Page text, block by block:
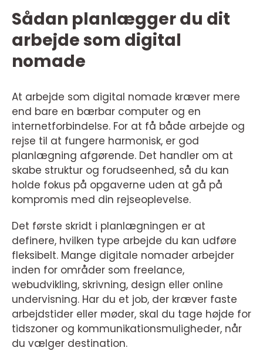
Sådan planlægger du dit
arbejde som digital
nomade
At arbejde som digital nomade kræver mere
end bare en bærbar computer og en
internetforbindelse. For at få både arbejde og
rejse til at fungere harmonisk, er god
planlægning afgørende. Det handler om at
skabe struktur og forudseenhed, så du kan
holde fokus på opgaverne uden at gå på
kompromis med din rejseoplevelse.
Det første skridt i planlægningen er at
definere, hvilken type arbejde du kan udføre
fleksibelt. Mange digitale nomader arbejder
inden for områder som freelance,
webudvikling, skrivning, design eller online
undervisning. Har du et job, der kræver faste
arbejdstider eller møder, skal du tage højde for
tidszoner og kommunikationsmuligheder, når
du vælger destination.